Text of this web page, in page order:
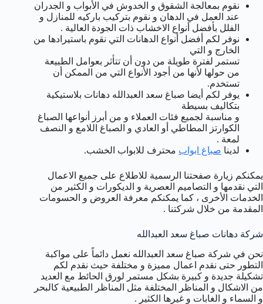
نقوم بمعالجة الشقوق و الخدوش في الأبواب و الجدران
عند العمل في الدهان و نقوم بتركيب باركيه للمنازل و
الفلل بأفضل أنواع الاخشاب ذات الجودة العالية .
نوفر لكم أفضل أنواع الدهانات التي نقوم باستيرادها من
الخارج و التي
تستمر لفترة طويلة من دون أن تتأثر بعوامل الطبيعة
من حولها لأنها من أجود الأنواع التي من الممكن أن
تستخدم.
يوفر لكم أيضا صباغ سعد العبدالله دهانات بلاستيكية
بتكاليف بسيطة
و مناسبة لجميع فئات العملاء و من أبرز أنواعها الصباغ
الكوارتز المطاطي أو العادي و الصباغ اللامع و النصف
لمعة .
لدينا صباغ ابواب محترف للابواب الخشب.
يمكنكم زيارة صفحتنا الرسمية للاطلاع على جميع الاعمال
التي نقدمها و التصاميم العصرية و الديكورات و الكثير من
الخدمات الأخرى ، كما يمكنكم معرفة العروض و الحسومات
المقدمة من خلال شركتنا .
شركة دهانات صباغ سعد العبدالله
نحن في شركة صباغ سعد العبدالله نعمل دائماً على مواكبة
التطور حتى نقدم اعمال مميزة و مختلفة حيث نقدم لكم
تشكيلة جديدة و كبيرة بشكل مستمر لورق الحائط مع العديد
من الاشكال و المناظر المختلفة مثل المناظر الطبيعية كالبحر
و السماء و الغابات و غيرها الكثير .